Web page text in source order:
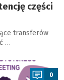
części
transferów
…
0